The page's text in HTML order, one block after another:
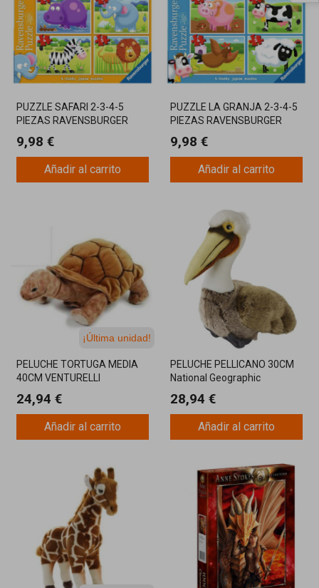
PUZZLE SAFARI 2-3-4-5
PIEZAS RAVENSBURGER
9,98 €
Añadir al carrito
PUZZLE LA GRANJA 2-3-4-5
PIEZAS RAVENSBURGER
9,98 €
Añadir al carrito
¡Última unidad!
PELUCHE TORTUGA MEDIA
40CM VENTURELLI
24,94 €
Añadir al carrito
PELUCHE PELLICANO 30CM
National Geographic
28,94 €
Añadir al carrito